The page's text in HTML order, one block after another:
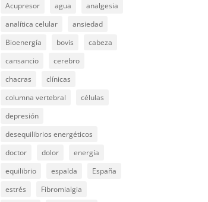
Acupresor
agua
analgesia
analítica celular
ansiedad
Bioenergía
bovis
cabeza
cansancio
cerebro
chacras
clínicas
columna vertebral
células
depresión
desequilibrios energéticos
doctor
dolor
energía
equilibrio
espalda
España
estrés
Fibromialgia